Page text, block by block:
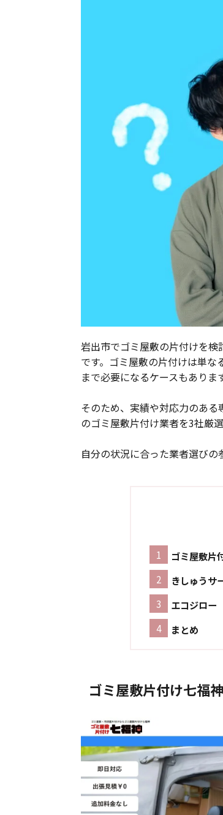
岩出市でゴミ屋敷の片付けを
です。ゴミ屋敷の片付けは単
まで必要になるケースもありま
そのため、実績や対応力のあ
のゴミ屋敷片付け業者を3社厳
自分の状況に合った業者選びの
ゴミ屋敷片
きしゅうサ
エコジロー
まとめ
ゴミ屋敷片付け七福神